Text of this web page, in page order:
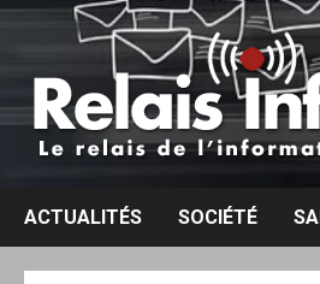
Aller
contenu
ACTUALITÉS SOCIÉTÉ